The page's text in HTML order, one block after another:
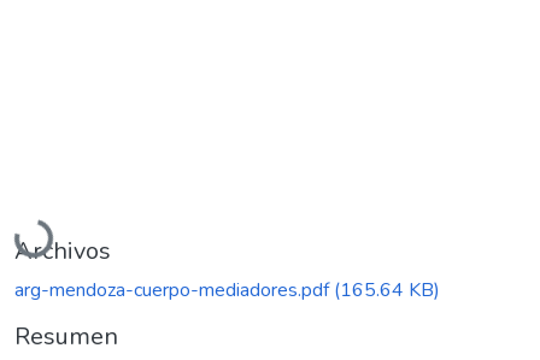
Cargando...
Archivos
arg-mendoza-cuerpo-mediadores.pdf(165.64 KB)
Resumen